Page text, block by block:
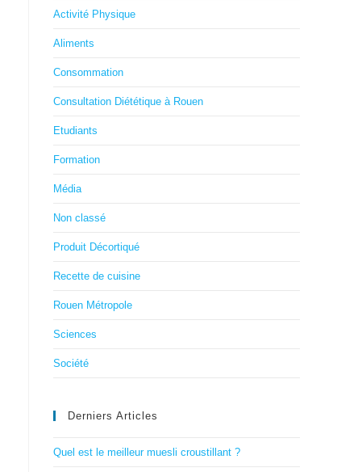
Activité Physique
Aliments
Consommation
Consultation Diététique à Rouen
Etudiants
Formation
Média
Non classé
Produit Décortiqué
Recette de cuisine
Rouen Métropole
Sciences
Société
Derniers Articles
Quel est le meilleur muesli croustillant ?